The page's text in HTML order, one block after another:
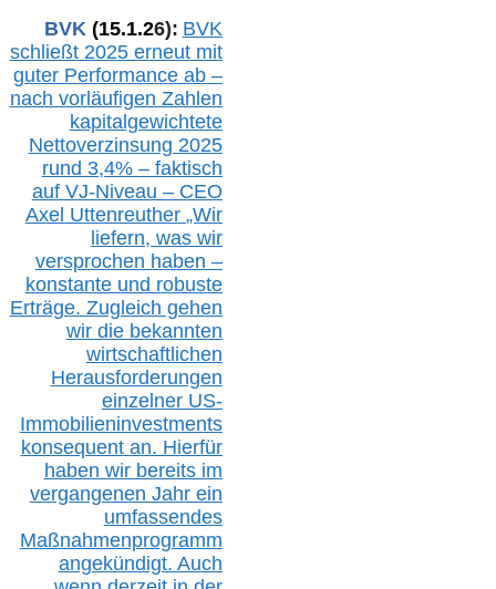
BVK (15.1.26): BVK
schließt 2025 erneut mit
guter Performance ab –
nach vorläufigen Zahlen
kapitalgewichtete
Nettoverzinsung 2025
rund 3,4% – faktisch
auf VJ-Niveau – CEO
Axel Uttenreuther „Wir
liefern, was wir
versprochen haben –
konstante und robuste
Erträge. Zugleich gehen
wir die bekannten
wirtschaftlichen
Herausforderungen
einzelner US-
Immobilieninvestments
konsequent an. Hierfür
haben wir bereits im
vergangenen Jahr ein
umfassendes
Maßnahmenprogramm
angekündigt. Auch